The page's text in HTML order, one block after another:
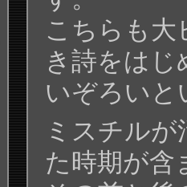
こちらも大
き詩をはじ
いぞろいと
ミスチル
た時期が含